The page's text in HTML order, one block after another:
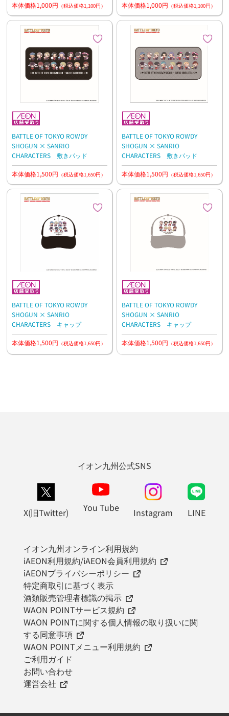
本体価格1,000円 （税込価格1,100円） 本体価格1,000円 （税込価格1,100円）
BATTLE OF TOKYO ROWDY
SHOGUN × SANRIO
CHARACTERS 敷きパッド
本体価格1,500円 （税込価格1,650円）
BATTLE OF TOKYO ROWDY
SHOGUN × SANRIO
CHARACTERS 敷きパッド
本体価格1,500円 （税込価格1,650円）
BATTLE OF TOKYO ROWDY
SHOGUN × SANRIO
CHARACTERS キャップ
本体価格1,500円 （税込価格1,650円）
BATTLE OF TOKYO ROWDY
SHOGUN × SANRIO
CHARACTERS キャップ
本体価格1,500円 （税込価格1,650円）
イオン九州公式SNS
X(旧Twitter) You Tube Instagram LINE
イオン九州オンライン利用規約
iAEON利用規約/iAEON会員利用規約
iAEONプライバシーポリシー
特定商取引に基づく表示
酒類販売管理者標識の掲示
WAON POINTサービス規約
WAON POINTに関する個人情報の取り扱いに関
する同意事項
WAON POINTメニュー利用規約
ご利用ガイド
お問い合わせ
運営会社